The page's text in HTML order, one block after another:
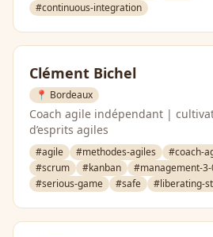
#continuous-integration
Clément Bichel
📍 Bordeaux
Coach agile indépendant |
d’esprits agiles
#agile #methodes-agiles
#coach-
#scrum
#kanban
#management-
#serious-game
#safe #liberating-